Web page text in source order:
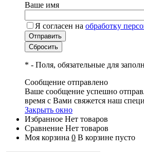
Ваше имя
Я согласен на обработку
* - Поля, обязательные для
Сообщение отправлено
Ваше сообщение успешно
время с Вами свяжется наш
Закрыть окно
Избранное Нет товаров
Сравнение Нет товаров
Моя корзина 0 В корзине пусто